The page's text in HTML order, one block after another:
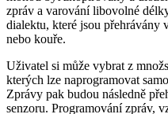
zpráv a varování libovolné
dialektu, které jsou přehrávány
nebo kouře.
Uživatel si může vybrat z
kterých lze naprogramovat
Zprávy pak budou následně
senzoru. Programování zpráv,